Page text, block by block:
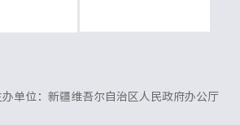
办单位：新疆维吾尔自治区人民政府办公厅